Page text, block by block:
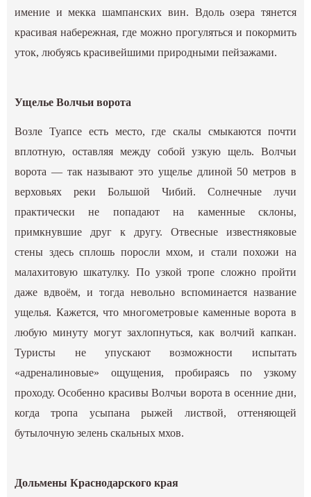
имение и мекка шампанских вин. Вдоль озера тянется
красивая набережная, где можно прогуляться и покормить
уток, любуясь красивейшими природными пейзажами.
Ущелье Волчьи ворота
Возле Туапсе есть место, где скалы смыкаются почти
вплотную, оставляя между собой узкую щель. Волчьи
ворота — так называют это ущелье длиной 50 метров в
верховьях реки Большой Чибий. Солнечные лучи
практически не попадают на каменные склоны,
примкнувшие друг к другу. Отвесные известняковые
стены здесь сплошь поросли мхом, и стали похожи на
малахитовую шкатулку. По узкой тропе сложно пройти
даже вдвоём, и тогда невольно вспоминается название
ущелья. Кажется, что многометровые каменные ворота в
любую минуту могут захлопнуться, как волчий капкан.
Туристы не упускают возможности испытать
«адреналиновые» ощущения, пробираясь по узкому
проходу. Особенно красивы Волчьи ворота в осенние дни,
когда тропа усыпана рыжей листвой, оттеняющей
бутылочную зелень скальных мхов.
Дольмены Краснодарского края